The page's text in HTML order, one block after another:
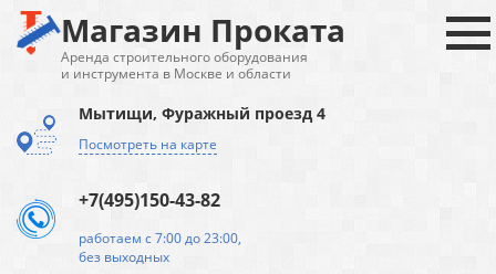
Магазин Проката
Аренда строительного оборудования
и инструмента в Москве и области
Мытищи, Фуражный проезд 4
Посмотреть на карте
+7(495)150-43-82
работаем с 7:00 до 23:00,
без выходных